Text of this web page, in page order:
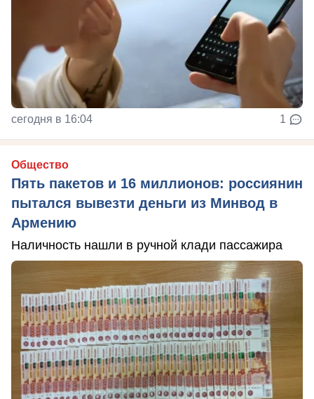
сегодня в 16:04 1
Общество
Пять пакетов и 16 миллионов: россиянин
пытался вывезти деньги из Минвод в
Армению
Наличность нашли в ручной клади пассажира